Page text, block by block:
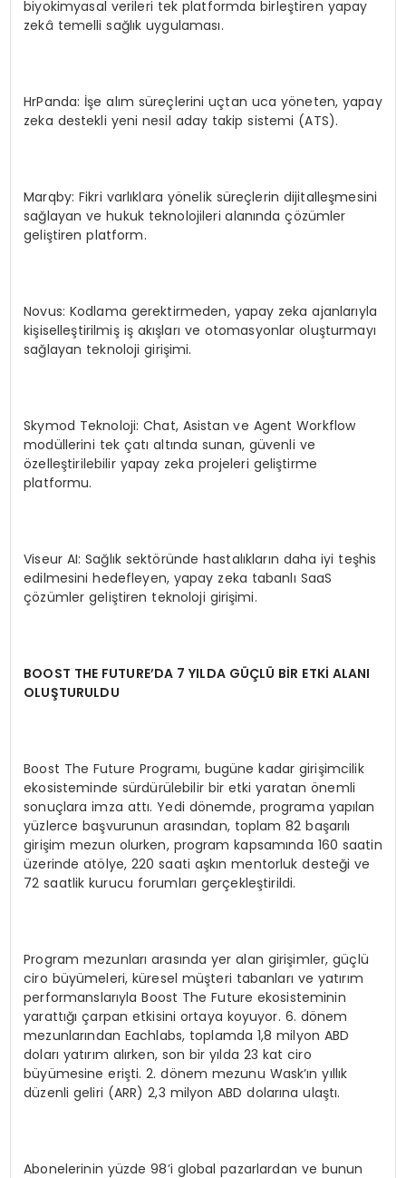
biyokimyasal verileri tek platformda birleştiren yapay
zekâ temelli sağlık uygulaması.
HrPanda: İşe alım süreçlerini uçtan uca yöneten, yapay
zeka destekli yeni nesil aday takip sistemi (ATS).
Marqby: Fikri varlıklara yönelik süreçlerin dijitalleşmesini
sağlayan ve hukuk teknolojileri alanında çözümler
geliştiren platform.
Novus: Kodlama gerektirmeden, yapay zeka ajanlarıyla
kişiselleştirilmiş iş akışları ve otomasyonlar oluşturmayı
sağlayan teknoloji girişimi.
Skymod Teknoloji: Chat, Asistan ve Agent Workflow
modüllerini tek çatı altında sunan, güvenli ve
özelleştirilebilir yapay zeka projeleri geliştirme
platformu.
Viseur AI: Sağlık sektöründe hastalıkların daha iyi teşhis
edilmesini hedefleyen, yapay zeka tabanlı SaaS
çözümler geliştiren teknoloji girişimi.
BOOST THE FUTURE’DA 7 YILDA GÜÇLÜ BİR ETKİ ALANI
OLUŞTURULDU
Boost The Future Programı, bugüne kadar girişimcilik
ekosisteminde sürdürülebilir bir etki yaratan önemli
sonuçlara imza attı. Yedi dönemde, programa yapılan
yüzlerce başvurunun arasından, toplam 82 başarılı
girişim mezun olurken, program kapsamında 160 saatin
üzerinde atölye, 220 saati aşkın mentorluk desteği ve
72 saatlik kurucu forumları gerçekleştirildi.
Program mezunları arasında yer alan girişimler, güçlü
ciro büyümeleri, küresel müşteri tabanları ve yatırım
performanslarıyla Boost The Future ekosisteminin
yarattığı çarpan etkisini ortaya koyuyor. 6. dönem
mezunlarından Eachlabs, toplamda 1,8 milyon ABD
doları yatırım alırken, son bir yılda 23 kat ciro
büyümesine erişti. 2. dönem mezunu Wask’ın yıllık
düzenli geliri (ARR) 2,3 milyon ABD dolarına ulaştı.
Abonelerinin yüzde 98’i global pazarlardan ve bunun